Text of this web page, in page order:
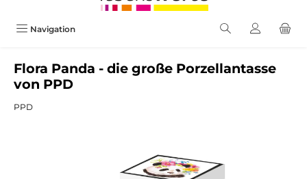
Navigation
Flora Panda - die große Porzellantasse
von PPD
PPD